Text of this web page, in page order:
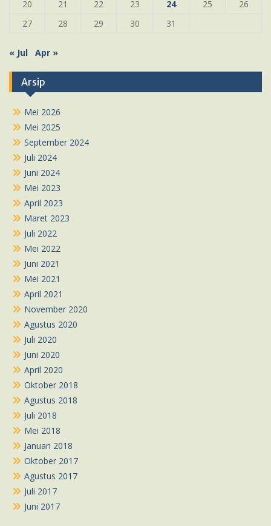
20
21 22 23 24 25
26
27
28 29 30 31
« Jul Apr »
Arsip
Mei 2026
Mei 2025
September 2024
Juli 2024
Juni 2024
Mei 2023
April 2023
Maret 2023
Juli 2022
Mei 2022
Juni 2021
Mei 2021
April 2021
November 2020
Agustus 2020
Juli 2020
Juni 2020
April 2020
Oktober 2018
Agustus 2018
Juli 2018
Mei 2018
Januari 2018
Oktober 2017
Agustus 2017
Juli 2017
Juni 2017